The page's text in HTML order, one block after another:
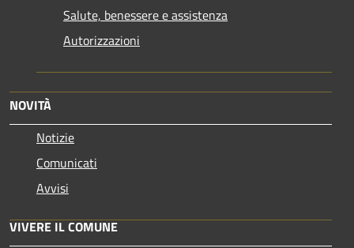
Salute, benessere e assistenza
Autorizzazioni
NOVITÀ
Notizie
Comunicati
Avvisi
VIVERE IL COMUNE